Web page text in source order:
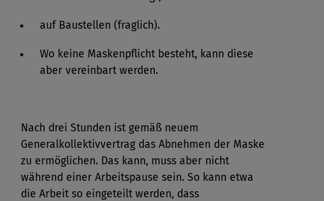
auf Baustellen (fraglich).
Wo keine Maskenpflicht besteht, kann diese
aber vereinbart werden.
Nach drei Stunden ist gemäß neuem
Generalkollektivvertrag das Abnehmen der Maske
zu ermöglichen. Das kann, muss aber nicht
während einer Arbeitspause sein. So kann etwa
die Arbeit so eingeteilt werden, dass